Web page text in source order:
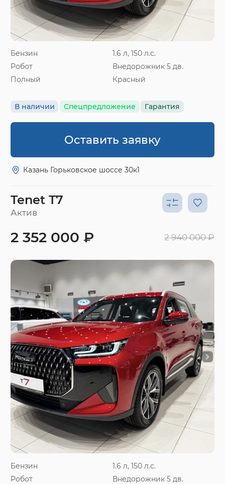
Бензин
1.6 л, 150 л.с.
Робот
Внедорожник 5 дв.
Полный
Красный
В наличии Спецпредложение Гарантия
Оставить заявку
Казань Горьковское шоссе 30к1
Tenet T7
Актив
Бензин
1.6 л, 150 л.с.
Робот
Внедорожник 5 дв.
2 352 000 ₽ 2 940 000 ₽